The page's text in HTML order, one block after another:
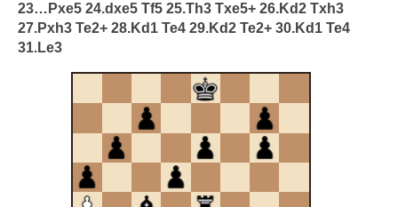
23…Pxe5 24.dxe5 Tf5 25.Th3 Txe5+ 26.Kd2 Txh3
27.Pxh3 Te2+ 28.Kd1 Te4 29.Kd2 Te2+ 30.Kd1 Te4
31.Le3